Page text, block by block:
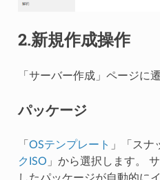
2.新規作成操作
「サーバー作成」ページに
パッケージ
「 OSテンプレート 」「スナ
クISO 」から選択します。